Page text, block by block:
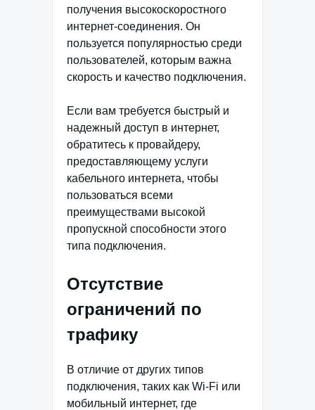
получения высокоскоростного
интернет-соединения. Он
пользуется популярностью среди
пользователей, которым важна
скорость и качество подключения.
Если вам требуется быстрый и
надежный доступ в интернет,
обратитесь к провайдеру,
предоставляющему услуги
кабельного интернета, чтобы
пользоваться всеми
преимуществами высокой
пропускной способности этого
типа подключения.
Отсутствие
ограничений по
трафику
В отличие от других типов
подключения, таких как Wi-Fi или
мобильный интернет, где